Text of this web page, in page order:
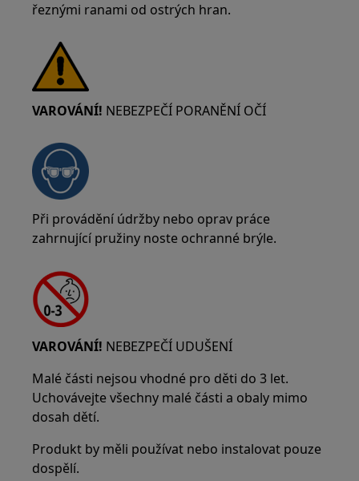
řeznými ranami od ostrých hran.
VAROVÁNÍ! NEBEZPEČÍ PORANĚNÍ OČÍ
Při provádění údržby nebo oprav práce
zahrnující pružiny noste ochranné brýle.
VAROVÁNÍ! NEBEZPEČÍ UDUŠENÍ
Malé části nejsou vhodné pro děti do 3 let.
Uchovávejte všechny malé části a obaly mimo
dosah dětí.
Produkt by měli používat nebo instalovat pouze
dospělí.